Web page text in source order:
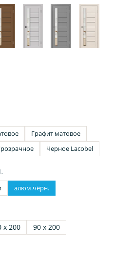
Графит матовое
Черное Lacobel
алюм.чёрн.
х 200 90 х 200